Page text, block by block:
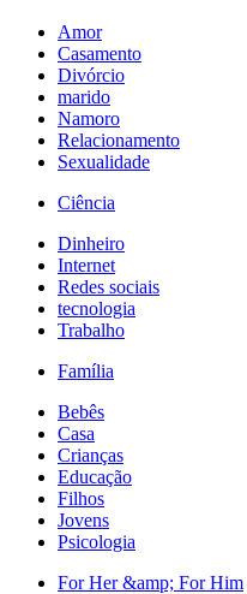
Amor
Casamento
Divórcio
marido
Namoro
Relacionamento
Sexualidade
Ciência
Dinheiro
Internet
Redes sociais
tecnologia
Trabalho
Família
Bebês
Casa
Crianças
Educação
Filhos
Jovens
Psicologia
For Her &amp; For Him